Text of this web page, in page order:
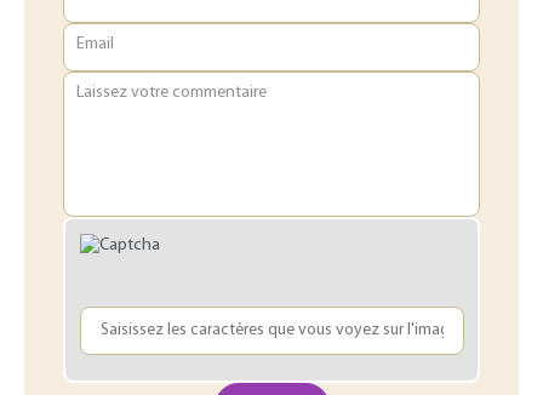
Email
Laissez votre commentaire